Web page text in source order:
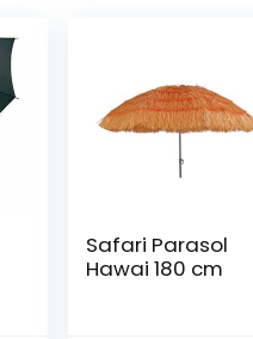
Safari Parasol
Hawai 180 cm